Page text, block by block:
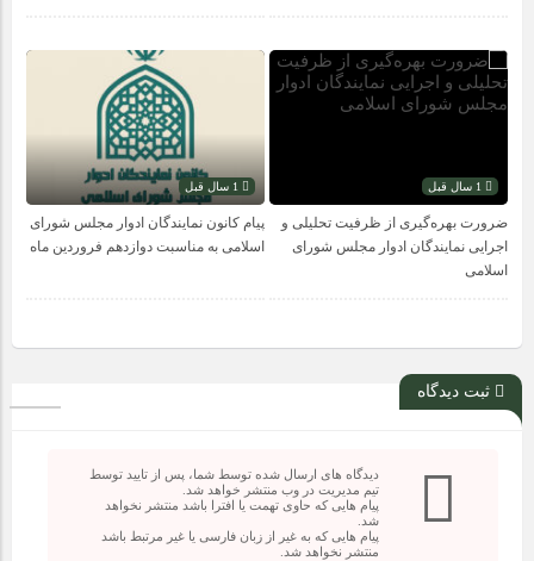
ضرورت بهره‌گیری از ظرفیت تحلیلی و
اجرایی نمایندگان ادوار مجلس شورای
اسلامی
پیام کانون نمایندگان ادوار مجلس شورای
اسلامی به مناسبت دوازدهم فروردین ماه
ثبت دیدگاه
دیدگاه های ارسال شده توسط شما، پس از تایید توسط
تیم مدیریت در وب منتشر خواهد شد.
پیام هایی که حاوی تهمت یا افترا باشد منتشر نخواهد
شد.
پیام هایی که به غیر از زبان فارسی یا غیر مرتبط باشد
منتشر نخواهد شد.